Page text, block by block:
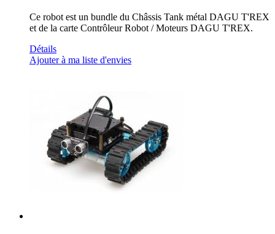
Ce robot est un bundle du Châssis Tank métal DAGU T'REX
et de la carte Contrôleur Robot / Moteurs DAGU T'REX.
Détails
Ajouter à ma liste d'envies